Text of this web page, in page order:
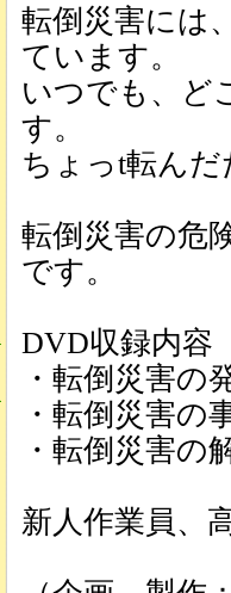
転倒災害には
ています。
いつでも、ど
す。
ちょっt転ん
転倒災害の危
です。
DVD収録内容
・転倒災害の
・転倒災害の
・転倒災害の
新人作業員、